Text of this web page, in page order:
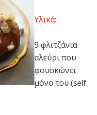
Υλικά:
9 φλιτζάνια
αλεύρι που
φουσκώνει
μόνο του (self